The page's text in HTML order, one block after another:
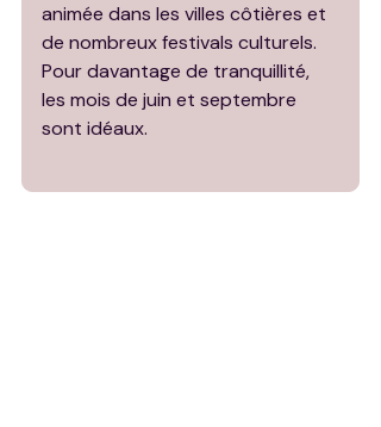
animée dans les villes côtières et
de nombreux festivals culturels.
Pour davantage de tranquillité,
les mois de juin et septembre
sont idéaux.